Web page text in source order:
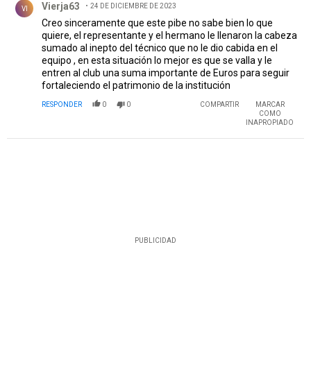
VI Vierja63 24 DE DICIEMBRE DE 2023
Creo sinceramente que este pibe no sabe bien lo que
quiere, el representante y el hermano le llenaron la cabeza
sumado al inepto del técnico que no le dio cabida en el
equipo , en esta situación lo mejor es que se valla y le
entren al club una suma importante de Euros para seguir
fortaleciendo el patrimonio de la institución
RESPONDER 0 0 COMPARTIR
MARCAR
COMO
INAPROPIADO
PUBLICIDAD